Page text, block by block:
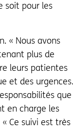
soit pour les
« Nous avons
plus de
leurs patientes
et des urgences.
que
en charge les
Ce suivi est très